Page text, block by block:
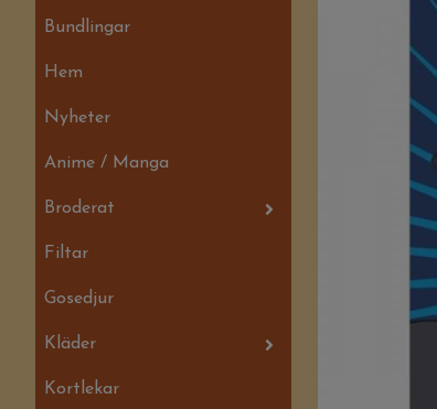
Bundlingar
Hem
Nyheter
Anime / Manga
Broderat
Filtar
Gosedjur
Kläder
Kortlekar